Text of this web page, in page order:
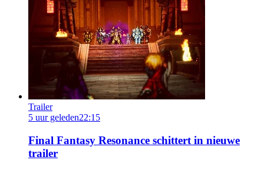
Trailer
5 uur geleden22:15
Final Fantasy Resonance schittert in nieuwe
trailer